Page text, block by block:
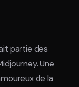
partie des
Une
de la